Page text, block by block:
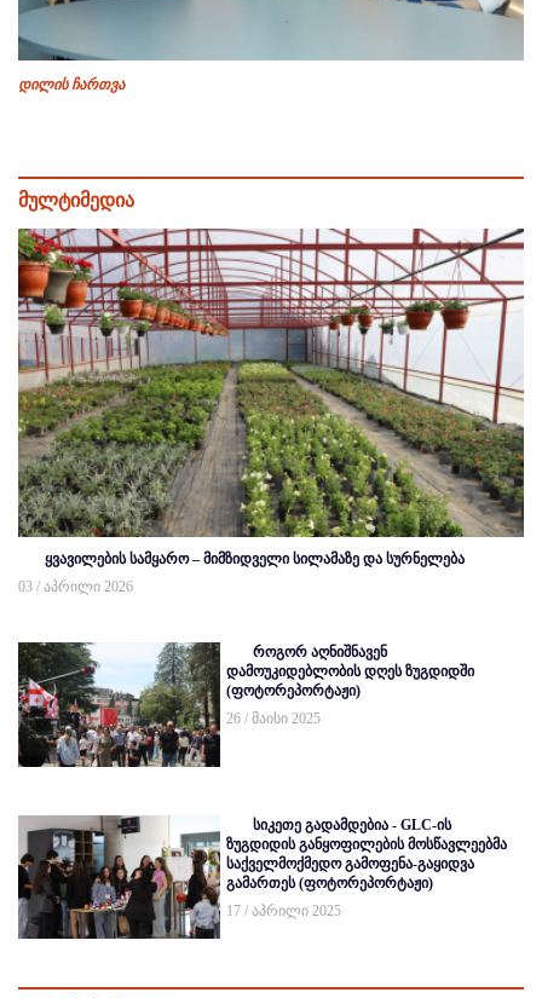
დილის ჩართვა
მულტიმედია
ყვავილების სამყარო – მიმზიდველი სილამაზე და სურნელება
03 / აპრილი 2026
როგორ აღნიშნავენ
დამოუკიდებლობის დღეს ზუგდიდში
(ფოტორეპორტაჟი)
26 / მაისი 2025
სიკეთე გადამდებია - GLC-ის
ზუგდიდის განყოფილების მოსწავლეებმა
საქველმოქმედო გამოფენა-გაყიდვა
გამართეს (ფოტორეპორტაჟი)
17 / აპრილი 2025